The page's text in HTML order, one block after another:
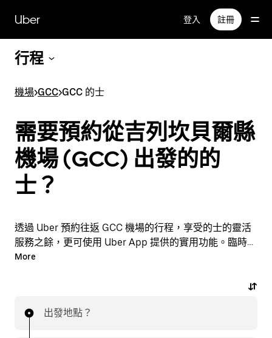
Uber 登入 註冊
行程
機場>GCC>GCC 的士
需要預約從吉列坎貝爾縣
機場 (GCC) 出發的的
士？
透過 Uber 預約往返 GCC 機場的行程，享受的士的靈活
服務之餘，更可使用 Uber App 提供的實用功能。臨時需
要乘車？隨時透過 App 或網站預約行程，享受經濟實惠
More
出發地點？